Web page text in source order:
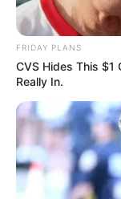
HOME
Home > ACE >
Próximo passo: Com
FRIDAY PLANS
CVS Hides This $1
Really In.